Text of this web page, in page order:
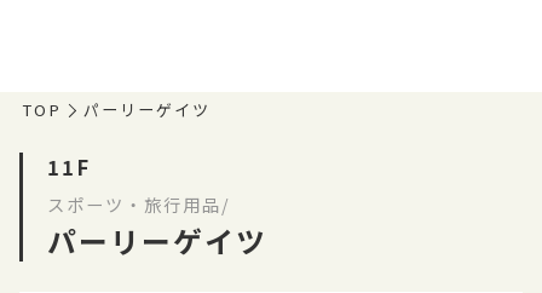
TOP パーリーゲイツ
11F
スポーツ・旅行用品/
パーリーゲイツ